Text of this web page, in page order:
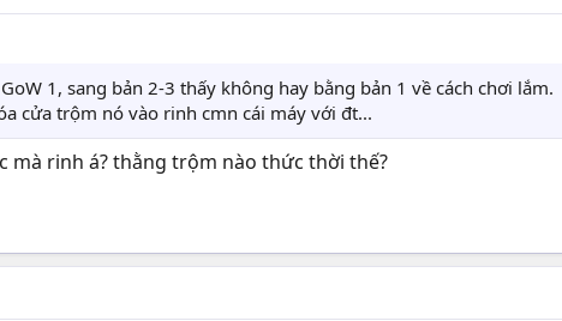
1, sang bản 2-3 thấy không hay bằng bản 1 về cách chơi lắm.
cửa trộm nó vào rinh cmn cái máy với đt...
mà rinh á? thằng trộm nào thức thời thế?